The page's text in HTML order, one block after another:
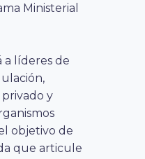
Ministerial
líderes de
y
objetivo de
que articule